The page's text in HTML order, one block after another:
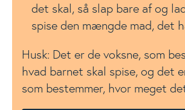
det skal, så slap bare af og
spise den mængde mad, det
Husk: Det er de voksne, som
hvad barnet skal spise, og det
som bestemmer, hvor meget